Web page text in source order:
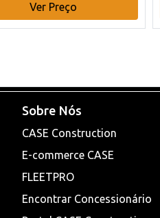
Ver Preço
Sobre Nós
CASE Construction
E-commerce CASE
FLEETPRO
Encontrar Concessionário